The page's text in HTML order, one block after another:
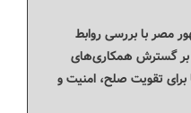
مصر با بررسی روابط
بر گسترش همکاری‌های
تقویت صلح، امنیت و